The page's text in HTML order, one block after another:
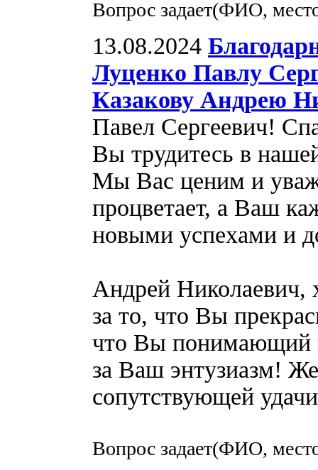
Вопрос задает(ФИО,
13.08.2024
Луценко Павлу
Казакову Андрею
Павел Сергеевич!
Вы трудитесь в
Мы Вас ценим и
процветает, а Ваш
новыми успехами и
Андрей Николаевич,
за то, что Вы
что Вы понимающий
за Ваш энтузиазм!
сопутствующей
Вопрос задает(ФИО,